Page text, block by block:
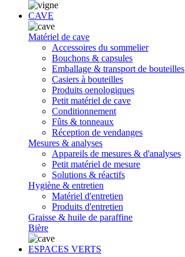
CAVE
Matériel de cave
Accessoires du sommelier
Bouchons & capsules
Emballage & transport de bouteilles
Casiers à bouteilles
Produits oenologiques
Petit matériel de cave
Conditionnement
Fûts & tonneaux
Réception de vendanges
Mesures & analyses
Appareils de mesures & d'analyses
Petit matériel de mesure
Solutions & réactifs
Hygiène & entretien
Matériel d'entretien
Produits d'entretien
Graisse & huile de paraffine
Bière
ESPACES VERTS